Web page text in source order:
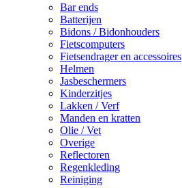
Bar ends
Batterijen
Bidons / Bidonhouders
Fietscomputers
Fietsendrager en accessoires
Helmen
Jasbeschermers
Kinderzitjes
Lakken / Verf
Manden en kratten
Olie / Vet
Overige
Reflectoren
Regenkleding
Reiniging